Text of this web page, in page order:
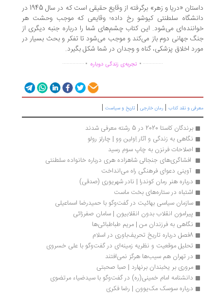
داستان «دریا و زهر» برگرفته از وقایع حقیقی است که در سال 1945 در
سلطنتی کیوشو رخ داده؛ وقایعی که موجب وحشت هر
می‌شود. این کتاب چشم‌های شما را درباره جنبه دیگری از
جهانی دوم باز می‌کند و موجب می‌شود تا تفکر و بحث بسیار در
اخلاق پزشکی، گناه و وجدان در شما شکل بگیرد.
................تجربه‌ی زندگی دوباره ...............
و نقد کتاب|رمان خارجی|تاریخ و سیاست |
برندگان کاستا 2020 در 5 رشته معرفی شدند
نگاهی به زندگی و آثار اِولین وو | چارلز رولو
اصلاحات فرنزن به چاپ سوم رسید
افشاگری‌های جنجالی شاهزاده هری درباره خانواده سلطنتی
آوینی دعوای فرهنگی راه ‏می‌انداخت
درباره هنر رمان کوندرا | نادر شهریوری (صدقی)
اشتباه در ستاره‌های بخت ماست
سازمان سیاسی بهائیت در گفت‌وگو با حمیدرضا اسماعیلی
پیرامون انقلاب بدون انقلابیون | سامان صفرزائی
نگاهی به فرزندان من | مریم طباطبائی‌ها
تحلیل موقعیت و نظریه زمینه‌ای در گفت‌و‌گو با علی خسروی
در تهران هم سیب‌ها هرگز نمی‌افتند
مروری بر یخبندان برنهارد | صبا صحبتی
دانشنامه امام خمینی(ره) در گفت‌وگو با سیدضیاء مرتضوی
درباره سوسک مک‌یوون | رضا فکری